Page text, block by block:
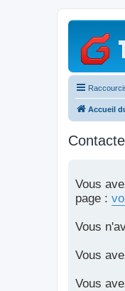
Accueil
Vous
page :
Vous
Vous
Vous